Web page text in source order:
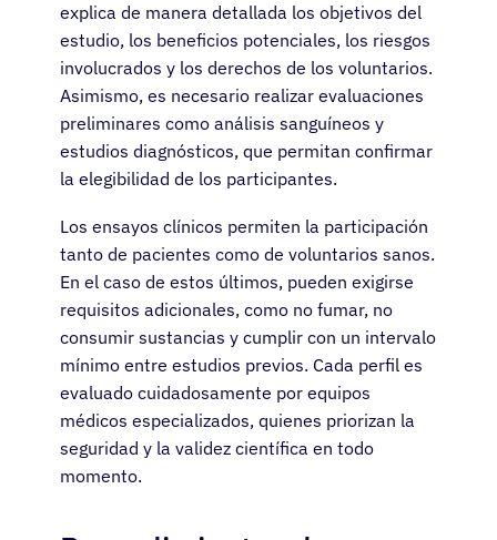
explica de manera detallada los objetivos del
estudio, los beneficios potenciales, los riesgos
involucrados y los derechos de los voluntarios.
Asimismo, es necesario realizar evaluaciones
preliminares como análisis sanguíneos y
estudios diagnósticos, que permitan confirmar
la elegibilidad de los participantes.
Los ensayos clínicos permiten la participación
tanto de pacientes como de voluntarios sanos.
En el caso de estos últimos, pueden exigirse
requisitos adicionales, como no fumar, no
consumir sustancias y cumplir con un intervalo
mínimo entre estudios previos. Cada perfil es
evaluado cuidadosamente por equipos
médicos especializados, quienes priorizan la
seguridad y la validez científica en todo
momento.